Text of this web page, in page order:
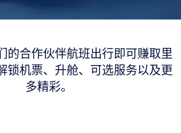
计划，探索机会满满的世界。
的合作伙伴航班出行即可赚取里
锁机票、升舱、可选服务以及更
多精彩。